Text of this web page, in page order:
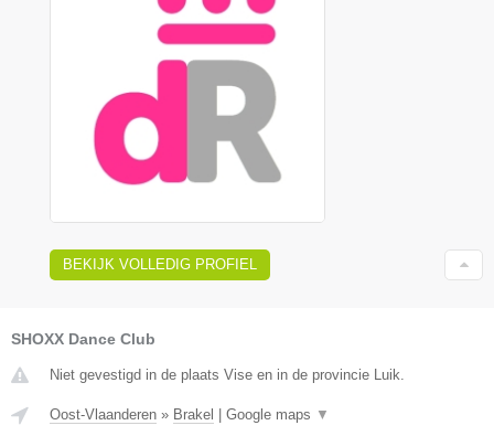
BEKIJK VOLLEDIG PROFIEL
SHOXX Dance Club
Niet gevestigd in de plaats Vise en in de provincie Luik.
Oost-Vlaanderen » Brakel | Google maps ▼